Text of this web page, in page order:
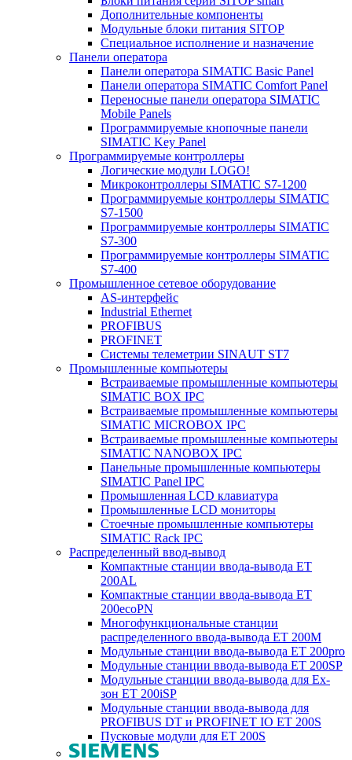
Дополнительные компоненты
Модульные блоки питания SITOP
Специальное исполнение и назначение
Панели оператора
Панели оператора SIMATIC Basic Panel
Панели оператора SIMATIC Comfort Panel
Переносные панели оператора SIMATIC
Mobile Panels
Программируемые кнопочные панели
SIMATIC Key Panel
Программируемые контроллеры
Логические модули LOGO!
Микроконтроллеры SIMATIC S7-1200
Программируемые контроллеры SIMATIC
S7-1500
Программируемые контроллеры SIMATIC
S7-300
Программируемые контроллеры SIMATIC
S7-400
Промышленное сетевое оборудование
AS-интерфейс
Industrial Ethernet
PROFIBUS
PROFINET
Системы телеметрии SINAUT ST7
Промышленные компьютеры
Встраиваемые промышленные компьютеры
SIMATIC BOX IPC
Встраиваемые промышленные компьютеры
SIMATIC MICROBOX IPC
Встраиваемые промышленные компьютеры
SIMATIC NANOBOX IPC
Панельные промышленные компьютеры
SIMATIC Panel IPC
Промышленная LCD клавиатура
Промышленные LCD мониторы
Стоечные промышленные компьютеры
SIMATIC Rack IPC
Распределенный ввод-вывод
Компактные станции ввода-вывода ET
200AL
Компактные станции ввода-вывода ET
200ecoPN
Многофункциональные станции
распределенного ввода-вывода ET 200M
Модульные станции ввода-вывода ET 200pro
Модульные станции ввода-вывода ET 200SP
Модульные станции ввода-вывода для Ex-
зон ET 200iSP
Модульные станции ввода-вывода для
PROFIBUS DT и PROFINET IO ET 200S
Пусковые модули для ET 200S